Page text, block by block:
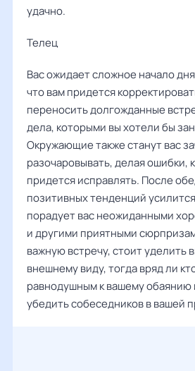
удачно.
Телец
Вас ожидает сложное начало
что вам придется
переносить долгожданные
дела, которыми вы хотели бы
Окружающие также станут вас
разочаровывать, делая ошибки,
придется исправлять. После
позитивных тенденций
порадует вас неожиданными
и другими приятными
важную встречу, стоит уделить
внешнему виду, тогда вряд ли
равнодушным к вашему обаянию
убедить собеседников в вашей